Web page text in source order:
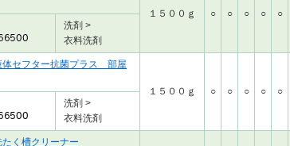
１５００ｇ ○ ○ ○ ○ ○
洗剤 >
衣料洗剤
セフター抗菌プラス 部屋
１５００ｇ ○ ○ ○ ○ ○
洗剤 >
衣料洗剤
く槽クリーナー